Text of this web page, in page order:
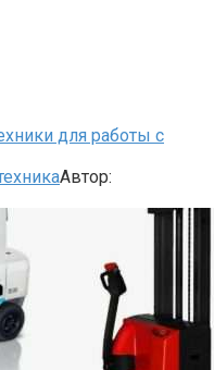
для работы с
Автор: